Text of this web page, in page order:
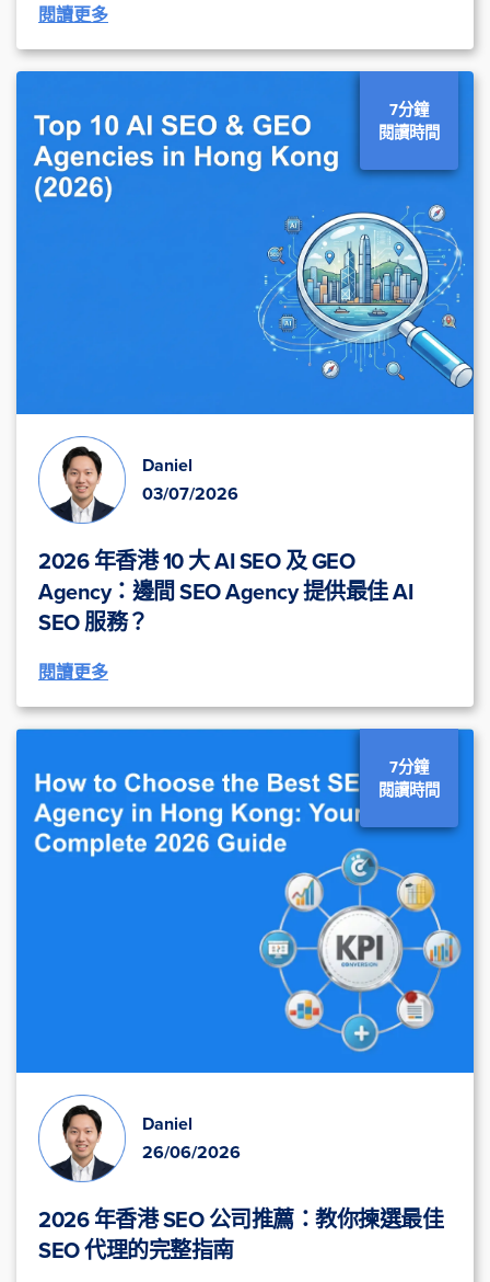
閱讀更多
7分鐘
閱讀時間
Daniel
03/07/2026
2026 年香港 10 大 AI SEO 及 GEO
Agency：邊間 SEO Agency 提供最佳 AI
SEO 服務？
閱讀更多
7分鐘
閱讀時間
Daniel
26/06/2026
2026 年香港 SEO 公司推薦：教你揀選最佳
SEO 代理的完整指南